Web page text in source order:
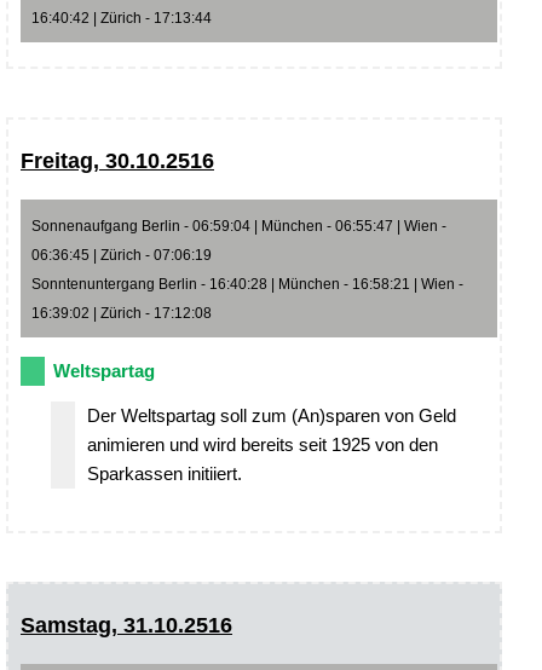
16:40:42 | Zürich - 17:13:44
Freitag, 30.10.2516
Sonnenaufgang Berlin - 06:59:04 | München - 06:55:47 | Wien -
06:36:45 | Zürich - 07:06:19
Sonntenuntergang Berlin - 16:40:28 | München - 16:58:21 | Wien -
16:39:02 | Zürich - 17:12:08
Weltspartag
Der Weltspartag soll zum (An)sparen von Geld
animieren und wird bereits seit 1925 von den
Sparkassen initiiert.
Samstag, 31.10.2516